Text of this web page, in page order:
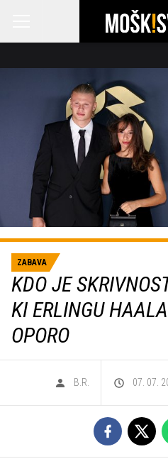
ZABAVA
KDO JE
KI ERLINGU
OPORO
B.R. 07. 07.